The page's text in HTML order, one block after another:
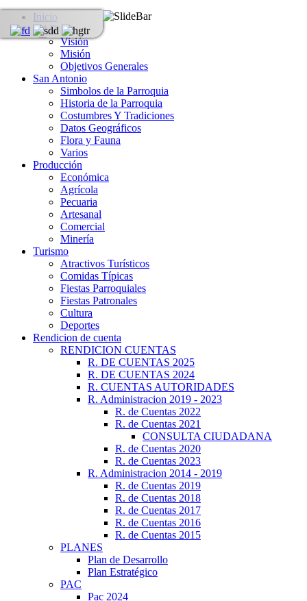
Inicio
GAD
Visión
Misión
Objetivos Generales
San Antonio
Simbolos de la Parroquia
Historia de la Parroquia
Costumbres Y Tradiciones
Datos Geográficos
Flora y Fauna
Varios
Producción
Económica
Agrícola
Pecuaria
Artesanal
Comercial
Minería
Turismo
Atractivos Turísticos
Comidas Típicas
Fiestas Parroquiales
Fiestas Patronales
Cultura
Deportes
Rendicion de cuenta
RENDICION CUENTAS
R. DE CUENTAS 2025
R. DE CUENTAS 2024
R. CUENTAS AUTORIDADES
R. Administracion 2019 - 2023
R. de Cuentas 2022
R. de Cuentas 2021
CONSULTA CIUDADANA
R. de Cuentas 2020
R. de Cuentas 2023
R. Administracion 2014 - 2019
R. de Cuentas 2019
R. de Cuentas 2018
R. de Cuentas 2017
R. de Cuentas 2016
R. de Cuentas 2015
PLANES
Plan de Desarrollo
Plan Estratégico
PAC
Pac 2024